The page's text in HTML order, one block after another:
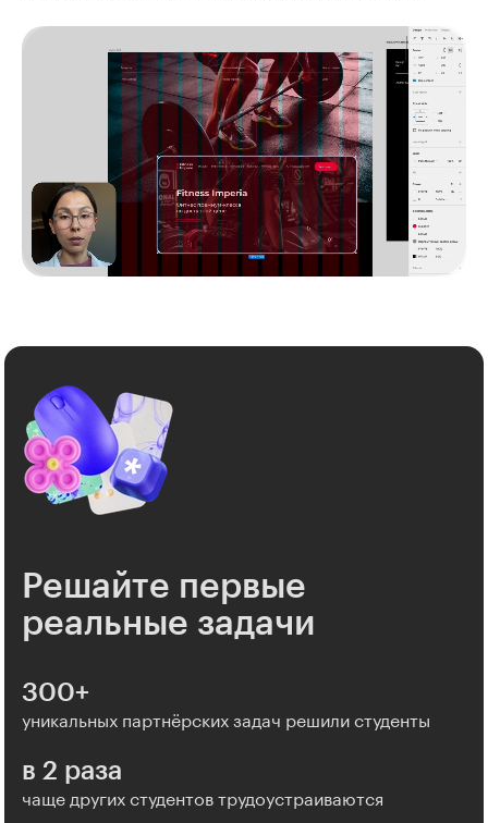
Решайте первые
реальные задачи
300+
уникальных партнёрских задач решили студенты
в 2 раза
чаще других студентов трудоустраиваются